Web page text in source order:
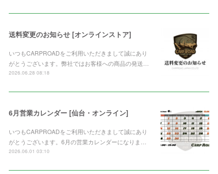
送料変更のお知らせ [オンラインストア]
いつもCARPROADをご利用いただきまして誠にあり
がとうございます。弊社ではお客様への商品の発送…
2026.06.28 08:18
6月営業カレンダー [仙台・オンライン]
いつもCARPROADをご利用いただきまして誠にあり
がとうございます。6月の営業カレンダーになりま…
2026.06.01 03:10